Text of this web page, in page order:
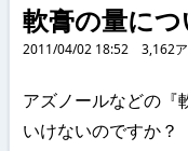
軟膏の量につ
2011/04/02 18:52 3,162
アズノールなどの『
いけないのですか？